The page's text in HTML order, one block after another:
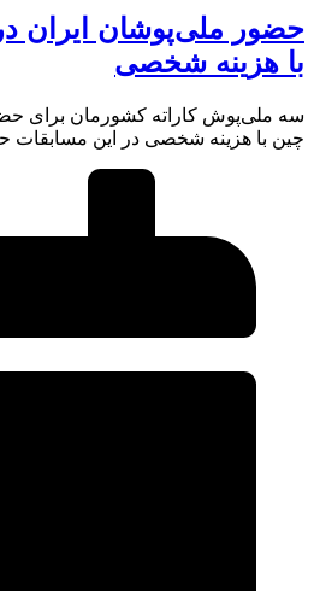
حضور ملی‌پوشان ایران
با هزینه شخصی
سه ملی‌پوش کاراته کشورمان برای
چین با هزینه شخصی در این مسابقات